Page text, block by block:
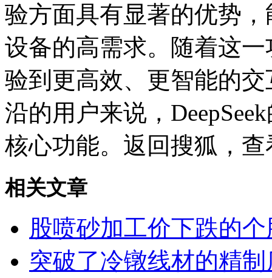
验方面具有显著的优势
设备的高需求。随着这
验到更高效、更智能的
沿的用户来说，
核心功能。返回搜狐，查
相关文章
股喷砂加工价下跌的
突破了冷镦线材的精